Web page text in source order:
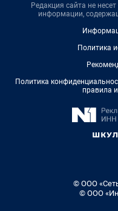
Редакция сайта не
информации,
Политика
Политика
правила
© ООО
© ООО